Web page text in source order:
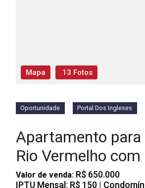
Mapa 13 Fotos
Oportunidade Portal Dos Ingleses
Apartamento
Rio Vermelho
Valor de venda: R$ 650.000
IPTU Mensal: R$ 150 |